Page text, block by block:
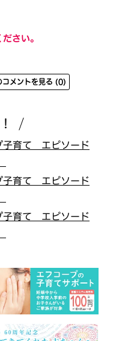
さい。
コメントを見る (0)
子育て エピソード
子育て エピソード
子育て エピソード